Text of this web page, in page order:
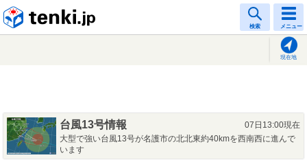
検索 メニュー
現在地
台風13号情報
07日13:00現在
大型で強い台風13号が名護市の北北東約40kmを西南西に進んで
います